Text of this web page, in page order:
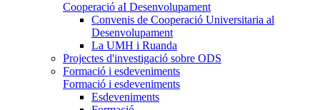
Cooperació aI Desenvolupament
Convenis de Cooperació Universitaria al
Desenvolupament
La UMH i Ruanda
Projectes d'investigació sobre ODS
Formació i esdeveniments
Formació i esdeveniments
Esdeveniments